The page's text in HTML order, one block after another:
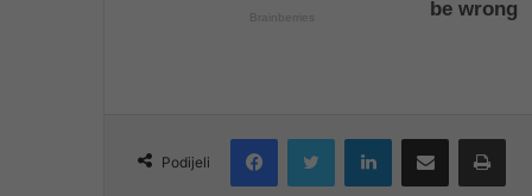
Podijeli
FacebookTwitter LinkedInShare via Email